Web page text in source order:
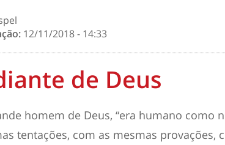
12/11/2018 - 14:33
de Deus
homem de Deus, “era humano como
tentações, com as mesmas provações,